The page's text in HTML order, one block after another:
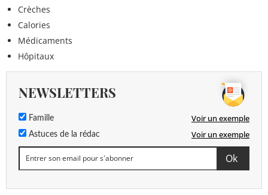
Crèches
Calories
Médicaments
Hôpitaux
NEWSLETTERS
Famille Voir un exemple
Astuces de la rédac Voir un exemple